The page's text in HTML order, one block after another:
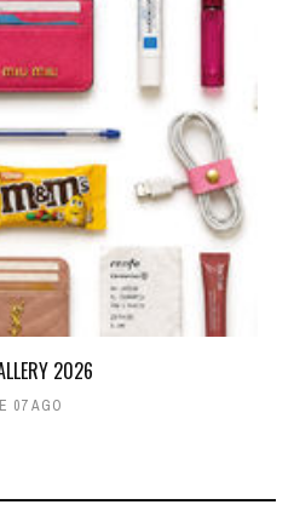
2026
07 AGO